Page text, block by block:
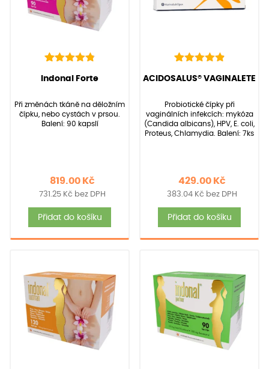
4.90
základě
hodnocení
zákazníků
(Hodnocení:136
Indonal Forte
Při změnách tkáně na děložním
čípku, nebo cystách v prsou.
Balení: 90 kapslí
819.00 Kč
731.25 Kč bez DPH
Přidat do košíku
4.95
základě
hodnocení
zákazníků
(Hodnocení:22)
ACIDOSALUS® VAGINALETE
Probiotické čípky při
vaginálních infekcích: mykóza
(Candida albicans), HPV, E. coli,
Proteus, Chlamydia. Balení: 7ks
429.00 Kč
383.04 Kč bez DPH
Přidat do košíku